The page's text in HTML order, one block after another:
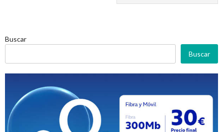
Buscar
Buscar